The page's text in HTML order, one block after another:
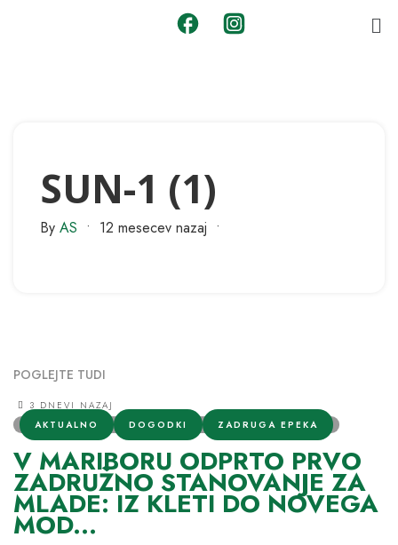
SUN-1 (1)
By AS • 12 mesecev nazaj •
POGLEJTE TUDI
3 DNEVI NAZAJ
AKTUALNO
DOGODKI ZADRUGA EPEKA
V MARIBORU ODPRTO PRVO
ZADRUŽNO STANOVANJE ZA
MLADE: IZ KLETI DO NOVEGA
MOD...